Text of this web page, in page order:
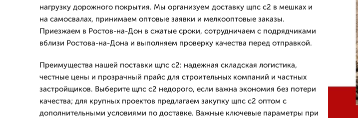
нагрузку дорожного покрытия. Мы организуем доставку щпс с2 в мешках и
на самосвалах, принимаем оптовые заявки и мелкооптовые заказы.
Приезжаем в Ростов-на-Дон в сжатые сроки, сотрудничаем с подрядчиками
вблизи Ростова-на-Дона и выполняем проверку качества перед отправкой.
Преимущества нашей поставки щпс с2: надежная складская логистика,
честные цены и прозрачный прайс для строительных компаний и частных
застройщиков. Выберите щпс с2 недорого, если важна экономия без потери
качества; для крупных проектов предлагаем закупку щпс с2 оптом с
дополнительными условиями по доставке. Важные ключевые параметры при